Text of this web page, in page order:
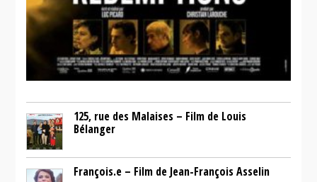
125, rue des Malaises – Film de Louis
Bélanger
François.e – Film de Jean-François Asselin